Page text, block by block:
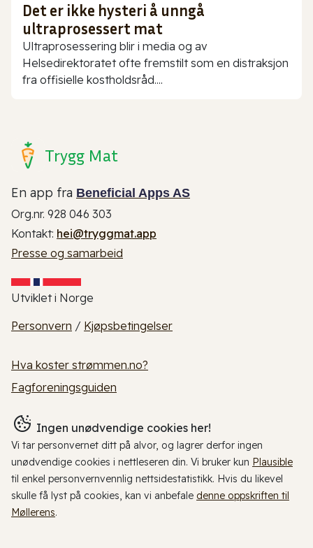
Det er ikke hysteri å unngå
ultraprosessert mat
Ultraprosessering blir i media og av
Helsedirektoratet ofte fremstilt som en distraksjon
fra offisielle kostholdsråd....
Trygg Mat
En app fra Beneficial Apps AS
Org.nr. 928 046 303
Kontakt: hei@tryggmat.app
Presse og samarbeid
Utviklet i Norge
Personvern / Kjøpsbetingelser
Hva koster strømmen.no?
Fagforeningsguiden
Ingen unødvendige cookies her!
Vi tar personvernet ditt på alvor, og lagrer derfor ingen
unødvendige cookies i nettleseren din. Vi bruker kun Plausible
til enkel personvernvennlig nettsidestatistikk. Hvis du likevel
skulle få lyst på cookies, kan vi anbefale denne oppskriften til
Møllerens.